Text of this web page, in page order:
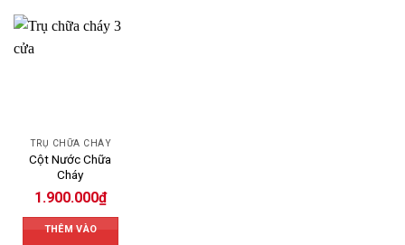
TRỤ CHỮA CHÁY
Cột Nước Chữa
Cháy
1.900.000₫
THÊM VÀO